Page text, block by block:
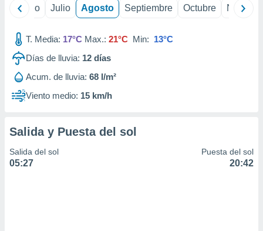
1199
Junio Julio Agosto Septiembre Octubre
T. Media: 17°C Max.: 21°C Min: 13°C
Días de lluvia: 12 días
Acum. de lluvia: 68 l/m²
Viento medio: 15 km/h
Salida y Puesta del sol
Salida del sol
05:27
Puesta del sol
20:42